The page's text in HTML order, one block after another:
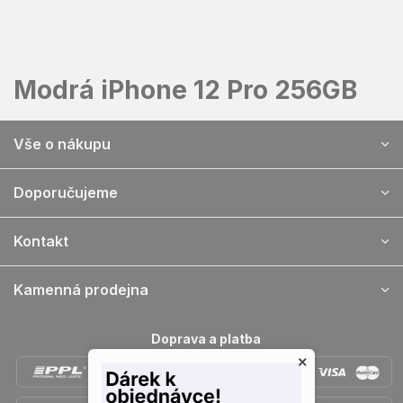
Modrá iPhone 12 Pro 256GB
p
Vše o nákupu
Doporučujeme
Kontakt
Kamenná prodejna
Doprava a platba
×